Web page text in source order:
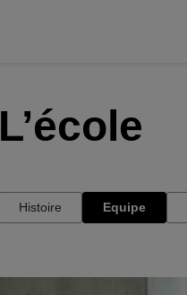
L’école
Histoire Equipe